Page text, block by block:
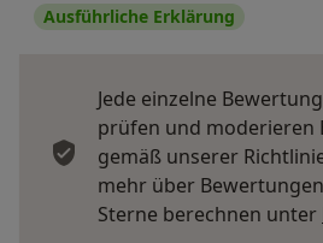
Ausführliche Erklärung
Jede einzelne
prüfen und moderieren
gemäß unserer
mehr über
Sterne berechnen unter